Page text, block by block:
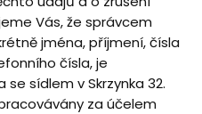
Vás, že správcem
jména, příjmení, čísla
čísla, je
sídlem v Skrzynka 32.
za účelem